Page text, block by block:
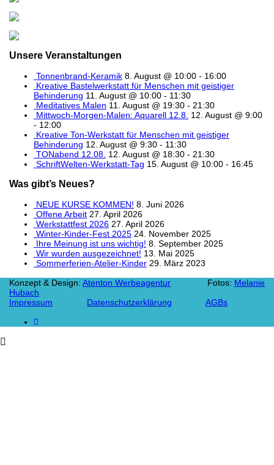
Unsere Veranstaltungen
Tonnenbrand-Keramik 8. August @ 10:00 - 16:00
Kreative Bastelwerkstatt für Menschen mit geistiger
Behinderung 11. August @ 10:00 - 11:30
Meditatives Malen 11. August @ 19:30 - 21:30
Mittwoch-Morgen-Malen: Aquarell 12.8. 12. August @ 9:00
- 12:00
Kreative Ton-Werkstatt für Menschen mit geistiger
Behinderung 12. August @ 9:30 - 11:30
TONabend 12.08. 12. August @ 18:30 - 21:30
SchriftWelten-Werkstatt-Tag 15. August @ 10:00 - 16:45
Was gibt’s Neues?
NEUE KURSE KOMMEN! 8. Juni 2026
Offene Arbeit 27. April 2026
Werkstattfest 2026 27. April 2026
Winter-Kinder-Fest 2025 24. November 2025
Ihre Meinung ist uns wichtig! 8. September 2025
Wir wurden ausgezeichnet! 13. Mai 2025
Sommerferien-Atelier-Kinder 29. März 2023
Konzept & Design: Atenton Werbeagentur Fotos: Melanie
Hubach
Impressum
Datenschutzerklärung AGBs